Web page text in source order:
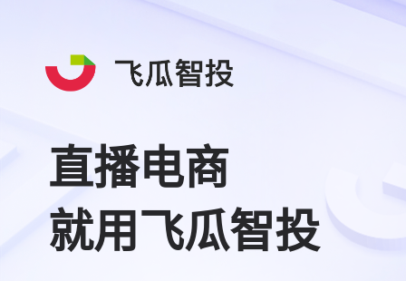
直播电商
就用飞瓜智投